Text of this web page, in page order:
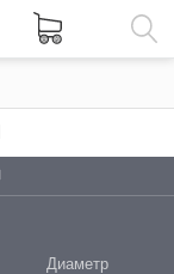
Диаметр